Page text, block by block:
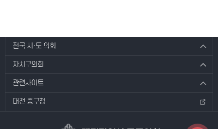
전국 시·도 의회
자치구의회
관련사이트
대전 중구청